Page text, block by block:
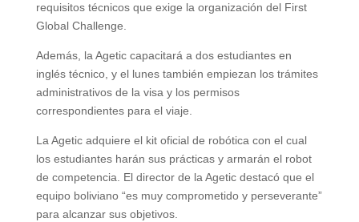
requisitos técnicos que exige la organización del First
Global Challenge.
Además, la Agetic capacitará a dos estudiantes en
inglés técnico, y el lunes también empiezan los trámites
administrativos de la visa y los permisos
correspondientes para el viaje.
La Agetic adquiere el kit oficial de robótica con el cual
los estudiantes harán sus prácticas y armarán el robot
de competencia. El director de la Agetic destacó que el
equipo boliviano “es muy comprometido y perseverante”
para alcanzar sus objetivos.